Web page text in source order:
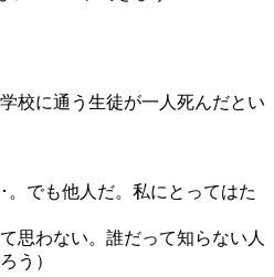
校に通う生徒が一人死んだとい
でも他人だ。私にとってはた
思わない。誰だって知らない人
う）